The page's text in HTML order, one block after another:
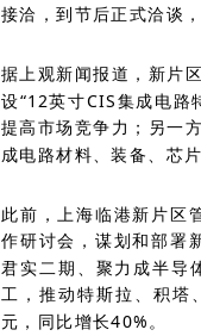
接洽，到节后正式洽谈
据上观新闻报道，新片
设“12英寸CIS集成电路
提高市场竞争力；另一
成电路材料、装备、芯
此前，上海临港新片区
作研讨会，谋划和部署
君实二期、聚力成半导
工，推动特斯拉、积塔
元，同比增长40%。